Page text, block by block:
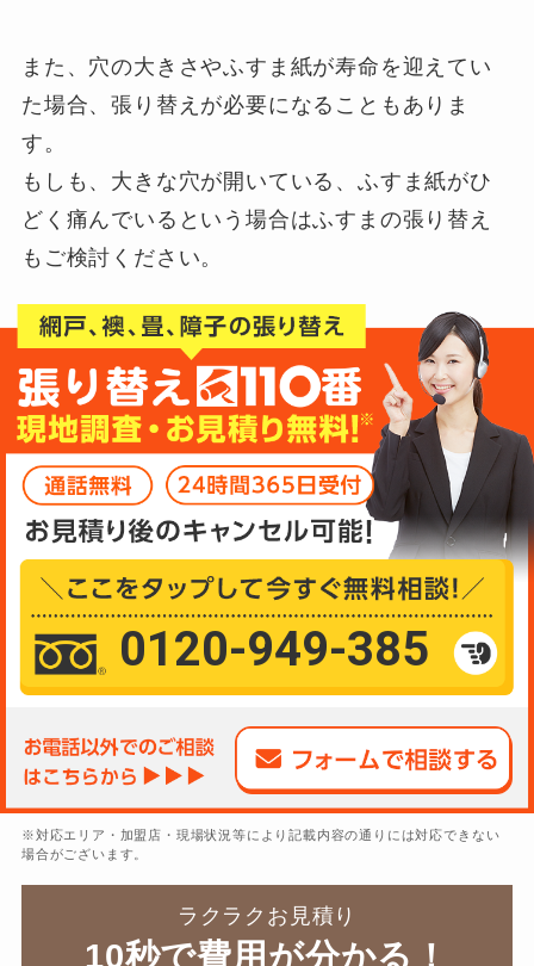
また、穴の大きさやふすま紙が寿命を迎えてい
た場合、張り替えが必要になることもありま
す。
もしも、大きな穴が開いている、ふすま紙がひ
どく痛んでいるという場合はふすまの張り替え
もご検討ください。
0120-949-385
※対応エリア・加盟店・現場状況等により記載内容の通りには対応できない
場合がございます。
ラクラクお見積り
10秒で費用が分かる！